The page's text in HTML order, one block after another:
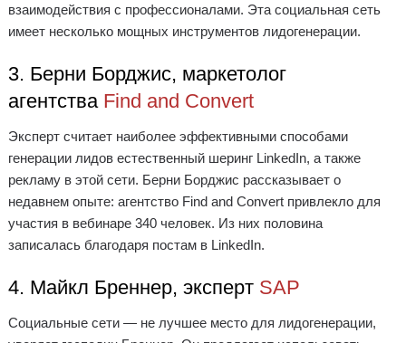
взаимодействия с профессионалами. Эта социальная сеть
имеет несколько мощных инструментов лидогенерации.
3. Берни Борджис, маркетолог
агентства Find and Convert
Эксперт считает наиболее эффективными способами
генерации лидов естественный шеринг LinkedIn, а также
рекламу в этой сети. Берни Борджис рассказывает о
недавнем опыте: агентство Find and Convert привлекло для
участия в вебинаре 340 человек. Из них половина
записалась благодаря постам в LinkedIn.
4. Майкл Бреннер, эксперт SAP
Социальные сети — не лучшее место для лидогенерации,